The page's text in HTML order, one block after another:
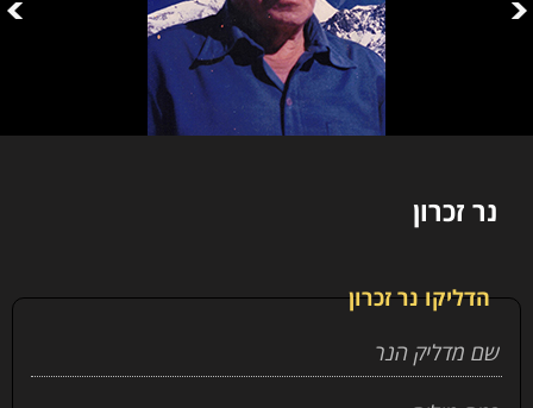
נר זכרון
הדליקו נר זכרון